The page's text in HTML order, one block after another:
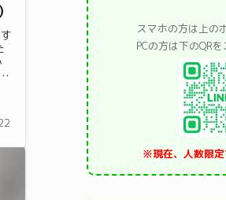
スマホの方は上の
PCの方は下のQR
※現在、人数限定